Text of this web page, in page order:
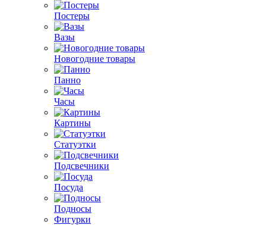
Постеры
Вазы
Новогодние товары
Панно
Часы
Картины
Статуэтки
Подсвечники
Посуда
Подносы
Фигурки